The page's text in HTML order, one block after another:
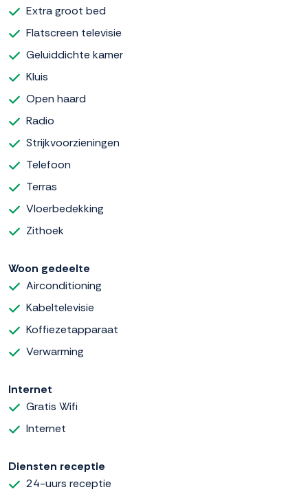
Extra groot bed
Flatscreen televisie
Geluiddichte kamer
Kluis
Open haard
Radio
Strijkvoorzieningen
Telefoon
Terras
Vloerbedekking
Zithoek
Woon gedeelte
Airconditioning
Kabeltelevisie
Koffiezetapparaat
Verwarming
Internet
Gratis Wifi
Internet
Diensten receptie
24-uurs receptie